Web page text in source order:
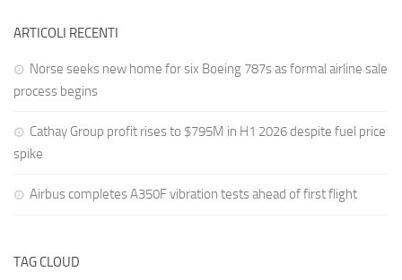
ARTICOLI RECENTI
Norse seeks new home for six Boeing 787s as formal airline sale
process begins
Cathay Group profit rises to $795M in H1 2026 despite fuel price
spike
Airbus completes A350F vibration tests ahead of first flight
TAG CLOUD